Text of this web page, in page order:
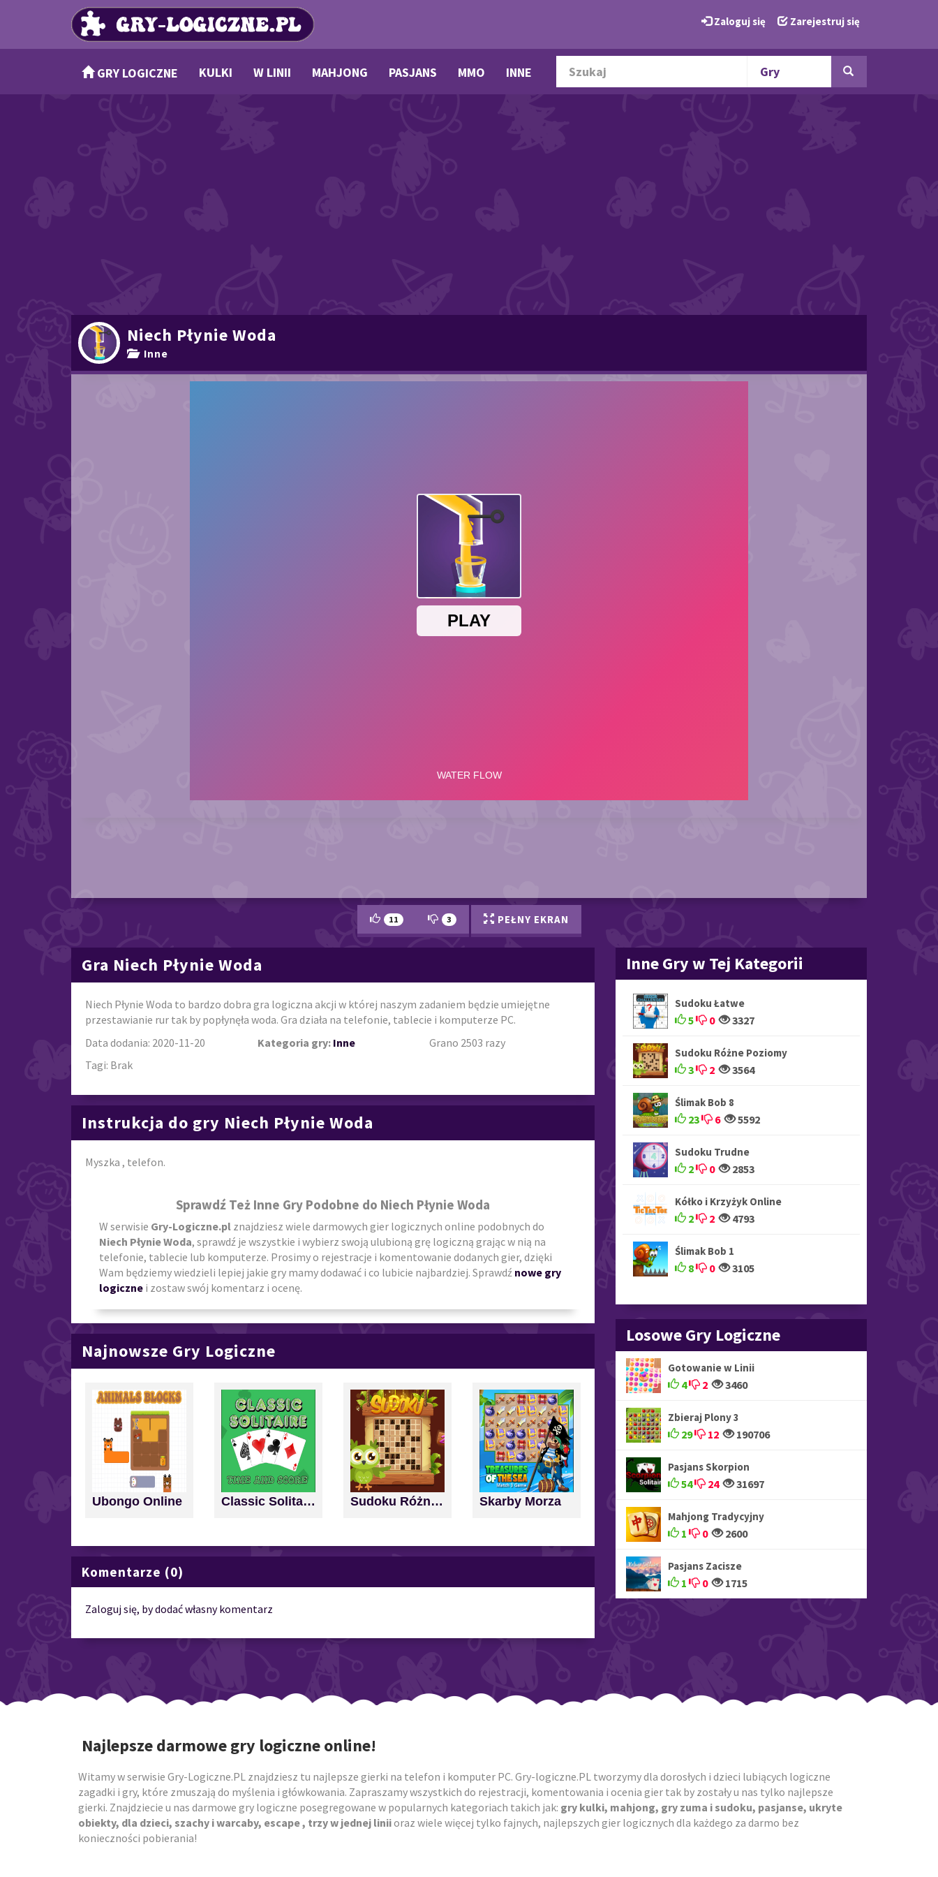
Zaloguj się Zarejestruj się
GRY LOGICZNE KULKI W LINII MAHJONG PASJANS MMO INNE
Niech Płynie Woda
Inne
11 3 PEŁNY EKRAN
Inne Gry w Tej Kategorii
Sudoku Łatwe
5 0 3327
Sudoku Różne Poziomy
3 2 3564
Ślimak Bob 8
23 6 5592
Sudoku Trudne
2 0 2853
Kółko i Krzyżyk Online
2 2 4793
Ślimak Bob 1
8 0 3105
Losowe Gry Logiczne
Gotowanie w Linii
4 2 3460
Zbieraj Plony 3
29 12 190706
Pasjans Skorpion
54 24 31697
Mahjong Tradycyjny
1 0 2600
Pasjans Zacisze
1 0 1715
Gra Niech Płynie Woda
Niech Płynie Woda to bardzo dobra gra logiczna akcji w której naszym zadaniem będzie umiejętne
przestawianie rur tak by popłynęła woda. Gra działa na telefonie, tablecie i komputerze PC.
Data dodania: 2020-11-20
Kategoria gry: Inne
Grano 2503 razy
Tagi: Brak
Instrukcja do gry Niech Płynie Woda
Myszka , telefon.
Sprawdź Też Inne Gry Podobne do Niech Płynie Woda
W serwisie Gry-Logiczne.pl znajdziesz wiele darmowych gier logicznych online podobnych do
Niech Płynie Woda, sprawdź je wszystkie i wybierz swoją ulubioną grę logiczną grając w nią na
telefonie, tablecie lub komputerze. Prosimy o rejestracje i komentowanie dodanych gier, dzięki
Wam będziemy wiedzieli lepiej jakie gry mamy dodawać i co lubicie najbardziej. Sprawdź nowe gry
logiczne i zostaw swój komentarz i ocenę.
Najnowsze Gry Logiczne
Ubongo Online Classic Solitaire: Time and Score Sudoku Różne Poziomy Skarby Morza
Komentarze (0)
Zaloguj się, by dodać własny komentarz
Najlepsze darmowe gry logiczne online!
Witamy w serwisie Gry-Logiczne.PL znajdziesz tu najlepsze gierki na telefon i komputer PC. Gry-logiczne.PL tworzymy dla dorosłych i dzieci lubiących logiczne
zagadki i gry, które zmuszają do myślenia i główkowania. Zapraszamy wszystkich do rejestracji, komentowania i ocenia gier tak by zostały u nas tylko najlepsze
gierki. Znajdziecie u nas darmowe gry logiczne posegregowane w popularnych kategoriach takich jak: gry kulki, mahjong, gry zuma i sudoku, pasjanse, ukryte
obiekty, dla dzieci, szachy i warcaby, escape , trzy w jednej liniioraz wiele więcej tylko fajnych, najlepszych gier logicznych dla każdego za darmo bez
konieczności pobierania!